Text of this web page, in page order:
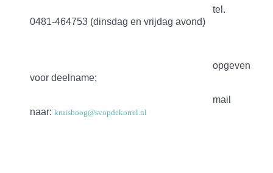
tel.
0481-464753 (dinsdag en vrijdag avond)
opgeven
voor deelname;
mail
naar: kruisboog@svopdekorrel.nl